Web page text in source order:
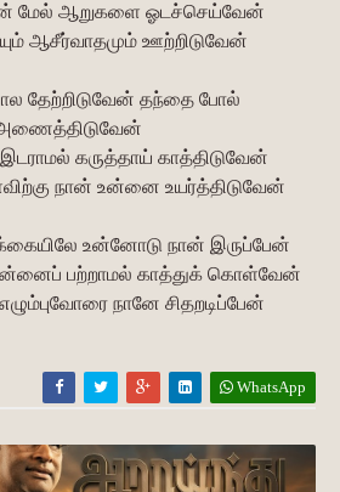
மேல் ஆறுகளை ஓடச்செய்வேன்
ஆசீர்வாதமும் ஊற்றிடுவேன்
தேற்றிடுவேன் தந்தை போல்
கருத்தாய் காத்திடுவேன்
நான் உன்னை உயர்த்திடுவேன்
உன்னோடு நான் இருப்பேன்
பற்றாமல் காத்துக் கொள்வேன்
நானே சிதறடிப்பேன்
WhatsApp